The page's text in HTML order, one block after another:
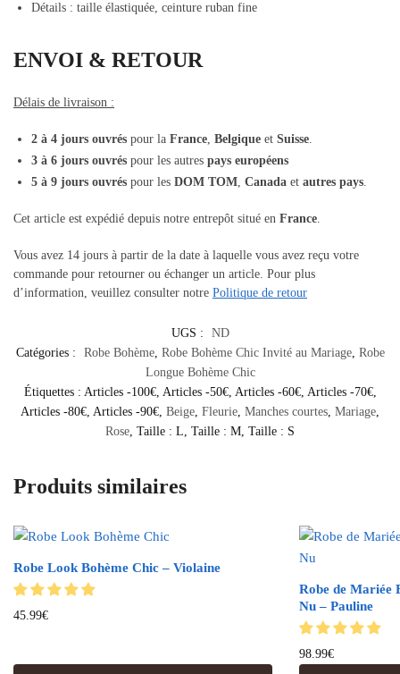
Détails : taille élastiquée, ceinture ruban fine
ENVOI & RETOUR
Délais de livraison :
2 à 4 jours ouvrés pour la France Belgique et Suisse
3 à 6 jours ouvrés pour les autres pays européens
5 à 9 jours ouvrés pour les DOM TOM Canada et autres pays
Cet article est expédié depuis notre entrepôt situé en France
Vous avez 14 jours à partir de la date à laquelle vous avez reçu votre
commande pour retourner ou échanger un article. Pour plus
d’information, veuillez consulter notre Politique de retour
UGS :
ND
Catégories :
Robe Bohème, Robe Bohème Chic Invité au Mariage, Robe
Longue Bohème Chic
Étiquettes : Articles -100€, Articles -50€, Articles -60€, Articles -70€,
Articles -80€, Articles -90€, Beige, Fleurie, Manches courtes, Mariage,
Rose, Taille : L, Taille : M, Taille : S
Produits similaires
Robe Look Bohème Chic – Violaine
45.99€
Robe de Mariée
Nu – Pauline
98.99€